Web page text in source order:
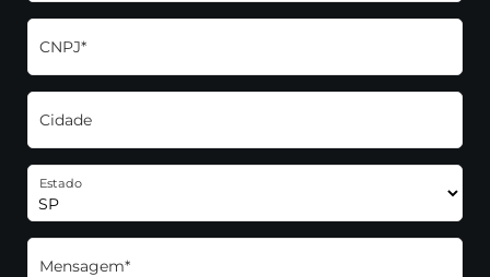
CNPJ*
Cidade
Estado
Mensagem*